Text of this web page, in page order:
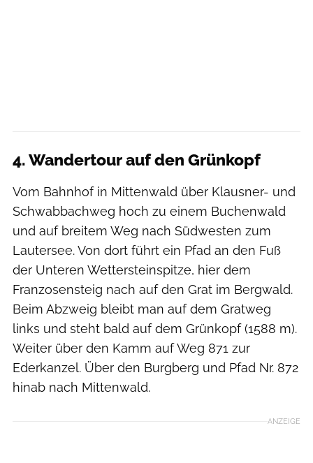
4. Wandertour auf den Grünkopf
Vom Bahnhof in Mittenwald über Klausner- und
Schwabbachweg hoch zu einem Buchenwald
und auf breitem Weg nach Südwesten zum
Lautersee. Von dort führt ein Pfad an den Fuß
der Unteren Wettersteinspitze, hier dem
Franzosensteig nach auf den Grat im Bergwald.
Beim Abzweig bleibt man auf dem Gratweg
links und steht bald auf dem Grünkopf (1588 m).
Weiter über den Kamm auf Weg 871 zur
Ederkanzel. Über den Burgberg und Pfad Nr. 872
hinab nach Mittenwald.
ANZEIGE